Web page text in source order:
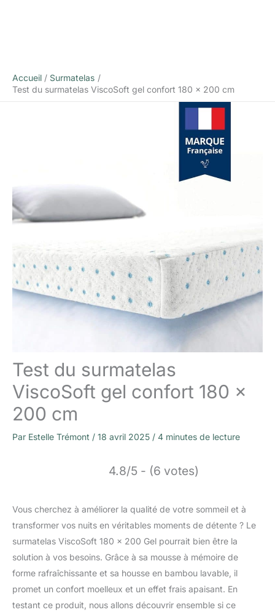
Accueil
Surmatelas
Test du surmatelas ViscoSoft gel confort 180 x 200 cm
Test du surmatelas
ViscoSoft gel confort 180 x
200 cm
Par Estelle Trémont / 18 avril 2025 / 4 minutes de lecture
4.8/5 - (6 votes)
Vous cherchez à améliorer la qualité de votre sommeil et à
transformer vos nuits en véritables moments de détente ? Le
surmatelas ViscoSoft 180 x 200 Gel pourrait bien être la
solution à vos besoins. Grâce à sa mousse à mémoire de
forme rafraîchissante et sa housse en bambou lavable, il
promet un confort moelleux et un effet frais apaisant. En
testant ce produit, nous allons découvrir ensemble si ce